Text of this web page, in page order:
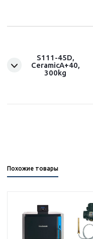
S111-45D,
CeramicA+40,
300kg
Похожие товары